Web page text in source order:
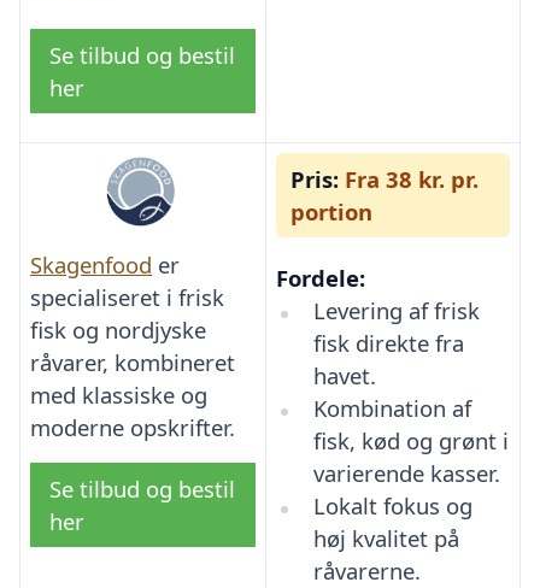
Se tilbud og bestil
her
Skagenfood er
specialiseret i frisk
fisk og nordjyske
råvarer, kombineret
med klassiske og
moderne opskrifter.
Se tilbud og bestil
her
Pris: Fra 38 kr. pr.
portion
Fordele:
Levering af frisk
fisk direkte fra
havet.
Kombination af
fisk, kød og grønt i
varierende kasser.
Lokalt fokus og
høj kvalitet på
råvarerne.